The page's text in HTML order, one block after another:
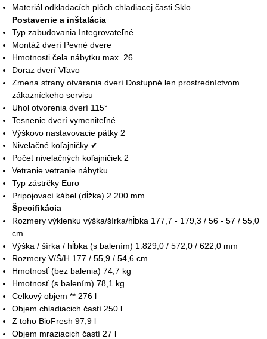
Materiál odkladacích plôch chladiacej časti Sklo
Postavenie a inštalácia
Typ zabudovania Integrovateľné
Montáž dverí Pevné dvere
Hmotnosti čela nábytku max. 26
Doraz dverí Vľavo
Zmena strany otvárania dverí Dostupné len prostredníctvom
zákazníckeho servisu
Uhol otvorenia dverí 115°
Tesnenie dverí vymeniteľné
Výškovo nastavovacie pätky 2
Nivelačné koľajničky ✔
Počet nivelačných koľajničiek 2
Vetranie vetranie nábytku
Typ zástrčky Euro
Pripojovací kábel (dĺžka) 2.200 mm
Špecifikácia
Rozmery výklenku výška/šírka/hĺbka 177,7 - 179,3 / 56 - 57 / 55,0
cm
Výška / šírka / hĺbka (s balením) 1.829,0 / 572,0 / 622,0 mm
Rozmery V/Š/H 177 / 55,9 / 54,6 cm
Hmotnosť (bez balenia) 74,7 kg
Hmotnosť (s balením) 78,1 kg
Celkový objem ** 276 l
Objem chladiacich častí 250 l
Z toho BioFresh 97,9 l
Objem mraziacich častí 27 l